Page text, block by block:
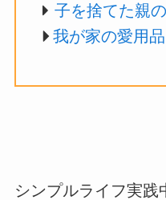
子を捨てた親
我が家の愛用品
シンプルライフ実践